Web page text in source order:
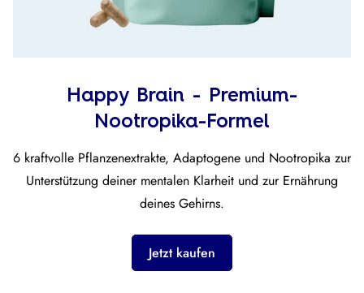
Happy Brain - Premium-
Nootropika-Formel
6 kraftvolle Pflanzenextrakte, Adaptogene und Nootropika zur
Unterstützung deiner mentalen Klarheit und zur Ernährung
deines Gehirns.
Jetzt kaufen